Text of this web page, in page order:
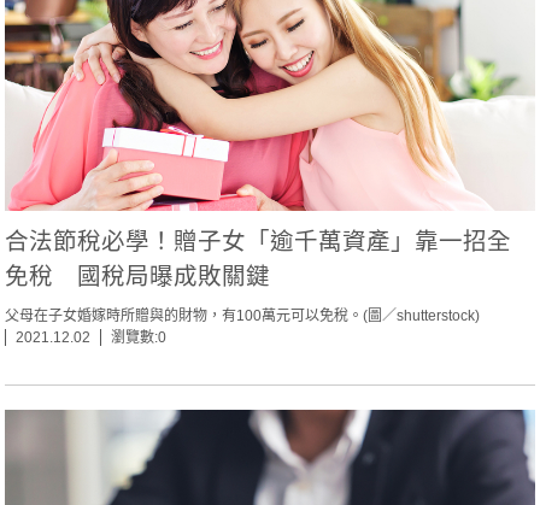
合法節稅必學！贈子女「逾千萬資產」靠一招全
免稅 國稅局曝成敗關鍵
父母在子女婚嫁時所贈與的財物，有100萬元可以免稅。(圖／shutterstock)
2021.12.02
瀏覽數:0